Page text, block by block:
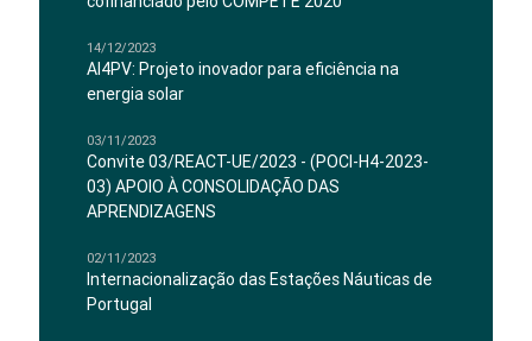
14/12/2023
AI4PV: Projeto inovador para eficiência na
energia solar
03/11/2023
Convite 03/REACT-UE/2023 - (POCI-H4-2023-
03) APOIO À CONSOLIDAÇÃO DAS
APRENDIZAGENS
02/11/2023
Internacionalização das Estações Náuticas de
Portugal